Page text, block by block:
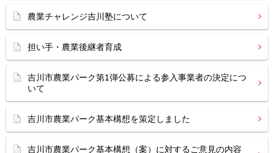
農業チャレンジ吉川塾について
担い手・農業後継者育成
吉川市農業パーク第1弾公募による参入事業者の決定につ
いて
吉川市農業パーク基本構想を策定しました
吉川市農業パーク基本構想（案）に対するご意見の内容